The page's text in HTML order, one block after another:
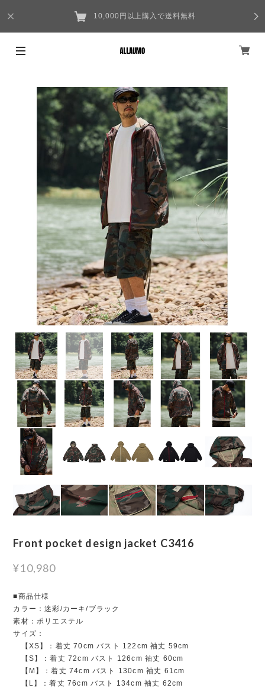
10,000円以上購入で送料無料
Front pocket design jacket C3416
¥10,980
■商品仕様
カラー：迷彩/カーキ/ブラック
素材：ポリエステル
サイズ：
【XS】：着丈 70cm バスト 122cm 袖丈 59cm
【S】：着丈 72cm バスト 126cm 袖丈 60cm
【M】：着丈 74cm バスト 130cm 袖丈 61cm
【L】：着丈 76cm バスト 134cm 袖丈 62cm